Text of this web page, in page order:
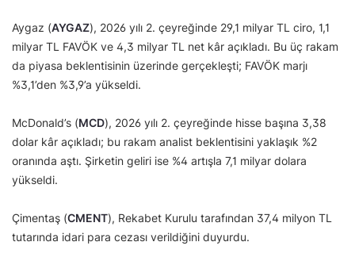
Aygaz (AYGAZ), 2026 yılı 2. çeyreğinde 29,1 milyar TL ciro, 1,1
milyar TL FAVÖK ve 4,3 milyar TL net kâr açıkladı. Bu üç rakam
da piyasa beklentisinin üzerinde gerçekleşti; FAVÖK marjı
%3,1’den %3,9’a yükseldi.
McDonald’s (MCD), 2026 yılı 2. çeyreğinde hisse başına 3,38
dolar kâr açıkladı; bu rakam analist beklentisini yaklaşık %2
oranında aştı. Şirketin geliri ise %4 artışla 7,1 milyar dolara
yükseldi.
Çimentaş (CMENT), Rekabet Kurulu tarafından 37,4 milyon TL
tutarında idari para cezası verildiğini duyurdu.